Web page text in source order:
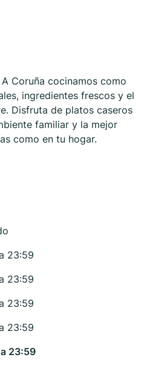
Coruña cocinamos como
ingredientes frescos y el
Disfruta de platos caseros
familiar y la mejor
como en tu hogar.
23:59
23:59
23:59
23:59
23:59